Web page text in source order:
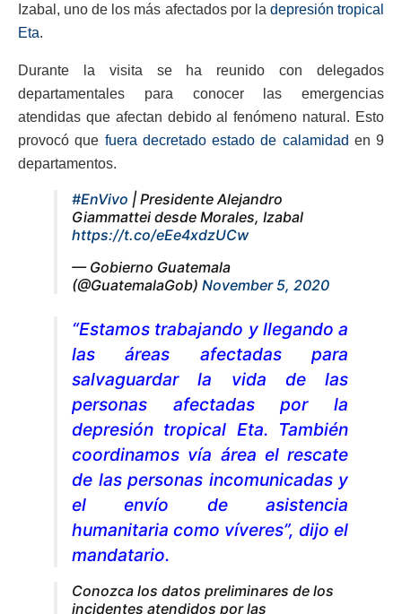
Izabal, uno de los más afectados por la depresión tropical
Eta.
Durante la visita se ha reunido con delegados
departamentales para conocer las emergencias
atendidas que afectan debido al fenómeno natural. Esto
provocó que fuera decretado estado de calamidad en 9
departamentos.
#EnVivo | Presidente Alejandro
Giammattei desde Morales, Izabal
https://t.co/eEe4xdzUCw
— Gobierno Guatemala
(@GuatemalaGob) November 5, 2020
“Estamos trabajando y llegando a
las áreas afectadas para
salvaguardar la vida de las
personas afectadas por la
depresión tropical Eta. También
coordinamos vía área el rescate
de las personas incomunicadas y
el envío de asistencia
humanitaria como víveres”, dijo el
mandatario.
Conozca los datos preliminares de los
incidentes atendidos por las